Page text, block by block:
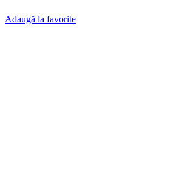
Adaugă la favorite